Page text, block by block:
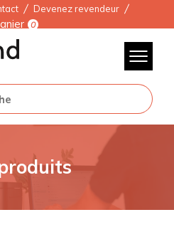
Devenez revendeur
0